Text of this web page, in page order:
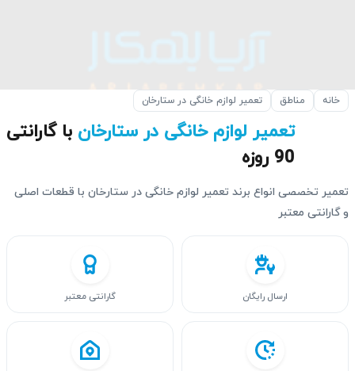
خانه مناطق تعمیر لوازم خانگی در ستارخان
تعمیر لوازم خانگی در ستارخان با گارانتی
90 روزه
تعمیر تخصصی انواع برند تعمیر لوازم خانگی در ستارخان با قطعات اصلی
و گارانتی معتبر
ارسال رایگان گارانتی معتبر